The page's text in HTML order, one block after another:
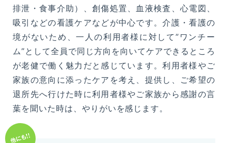
排泄・食事介助）、創傷処置、血液検査、心電図、
吸引などの看護ケアなどが中心です。介護・看護の
境がないため、一人の利用者様に対して”ワンチー
ム”として全員で同じ方向を向いてケアできるところ
が老健で働く魅力だと感じています。利用者様やご
家族の意向に添ったケアを考え、提供し、ご希望の
退所先へ行けた時に利用者様やご家族から感謝の言
葉を聞いた時は、やりがいを感じます。